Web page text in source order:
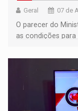
Geral 07 de
O parecer do
as condições